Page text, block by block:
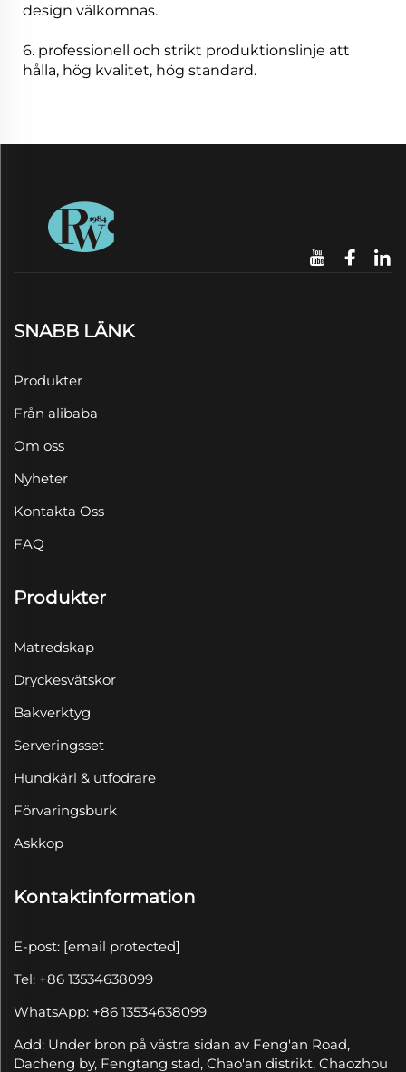
design välkomnas.
6. professionell och strikt produktionslinje att
hålla, hög kvalitet, hög standard.
SNABB LÄNK
Produkter
Från alibaba
Om oss
Nyheter
Kontakta Oss
FAQ
Produkter
Matredskap
Dryckesvätskor
Bakverktyg
Serveringsset
Hundkärl & utfodrare
Förvaringsburk
Askkop
Kontaktinformation
E-post: [email protected]
Tel: +86 13534638099
WhatsApp: +86 13534638099
Add: Under bron på västra sidan av Feng'an Road,
Dacheng by, Fengtang stad, Chao'an distrikt, Chaozhou